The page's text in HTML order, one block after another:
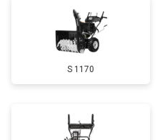
Заказать
от 2000 ₽ Заказать
от 3150 ₽ Заказать
S 1170